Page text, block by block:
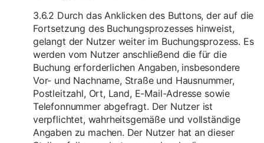
3.6.2 Durch das Anklicken des Buttons, der auf die
Fortsetzung des Buchungsprozesses hinweist,
gelangt der Nutzer weiter im Buchungsprozess. Es
werden vom Nutzer anschließend die für die
Buchung erforderlichen Angaben, insbesondere
Vor- und Nachname, Straße und Hausnummer,
Postleitzahl, Ort, Land, E-Mail-Adresse sowie
Telefonnummer abgefragt. Der Nutzer ist
verpflichtet, wahrheitsgemäße und vollständige
Angaben zu machen. Der Nutzer hat an dieser